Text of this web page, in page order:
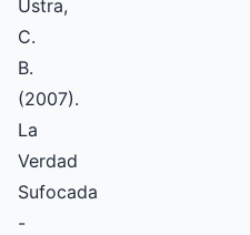
Ustra,
C.
B.
(2007).
La
Verdad
Sufocada
-